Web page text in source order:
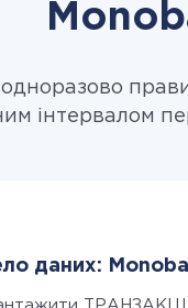
інтервалом
даних: